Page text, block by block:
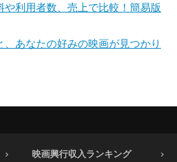
や利用者数、売上で比較！簡易版
あなたの好みの映画が見つかり
映画興行収入ランキング